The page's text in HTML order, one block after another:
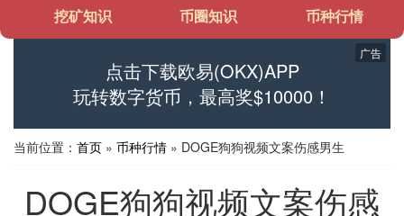
挖矿知识 币圈知识 币种行情
点击下载欧易(OKX)APP
玩转数字货币，最高奖$10000！
广告
当前位置： 首页 » 币种行情 » DOGE狗狗视频文案伤感男生
DOGE狗狗视频文案伤感